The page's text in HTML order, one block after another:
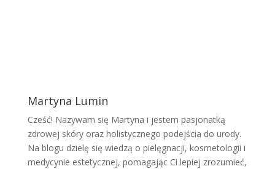
Martyna Lumin
Cześć! Nazywam się Martyna i jestem pasjonatką
zdrowej skóry oraz holistycznego podejścia do urody.
Na blogu dzielę się wiedzą o pielęgnacji, kosmetologii i
medycynie estetycznej, pomagając Ci lepiej zrozumieć,